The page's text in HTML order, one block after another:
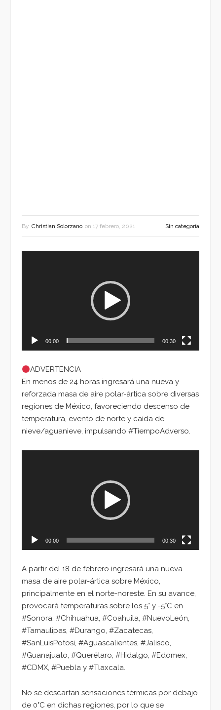
By Christian Solorzano on 17 febrero, 2021 Sin categoría
00:00 00:30
ADVERTENCIA
En menos de 24 horas ingresará una nueva y
reforzada masa de aire polar-ártica sobre diversas
regiones de México, favoreciendo descenso de
temperatura, evento de norte y caída de
nieve/aguanieve, impulsando #TiempoAdverso.
00:00 00:30
A partir del 18 de febrero ingresará una nueva
masa de aire polar-ártica sobre México,
principalmente en el norte-noreste. En su avance,
provocará temperaturas sobre los 5° y -5°C en
#Sonora, #Chihuahua, #Coahuila, #NuevoLeón,
#Tamaulipas, #Durango, #Zacatecas,
#SanLuisPotosi, #Aguascalientes, #Jalisco,
#Guanajuato, #Querétaro, #Hidalgo, #Edomex,
#CDMX, #Puebla y #Tlaxcala.
No se descartan sensaciones térmicas por debajo
de 0°C en dichas regiones, por lo que se